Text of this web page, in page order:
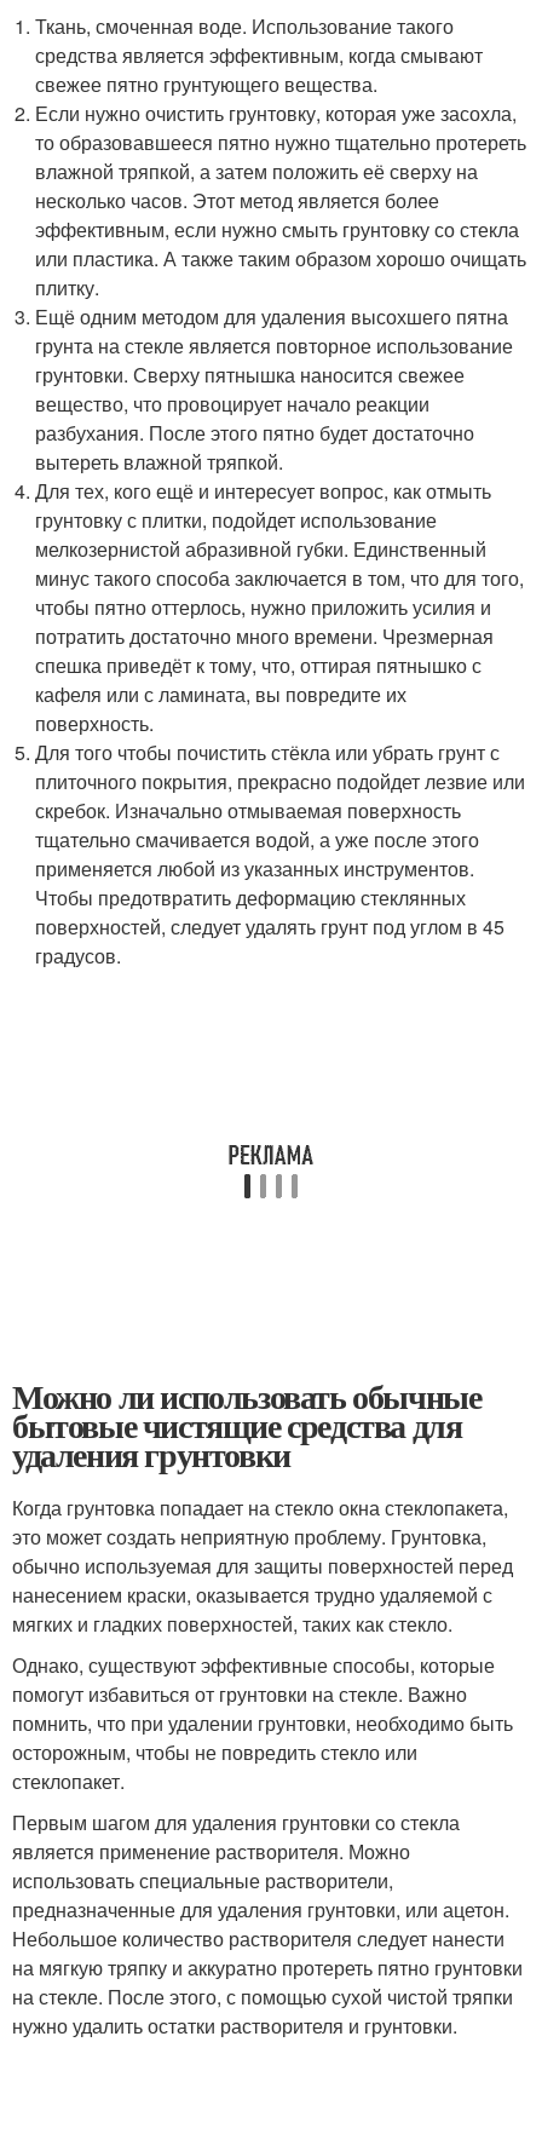
Ткань, смоченная воде. Использование такого
средства является эффективным, когда смывают
свежее пятно грунтующего вещества.
Если нужно очистить грунтовку, которая уже засохла,
то образовавшееся пятно нужно тщательно протереть
влажной тряпкой, а затем положить её сверху на
несколько часов. Этот метод является более
эффективным, если нужно смыть грунтовку со стекла
или пластика. А также таким образом хорошо очищать
плитку.
Ещё одним методом для удаления высохшего пятна
грунта на стекле является повторное использование
грунтовки. Сверху пятнышка наносится свежее
вещество, что провоцирует начало реакции
разбухания. После этого пятно будет достаточно
вытереть влажной тряпкой.
Для тех, кого ещё и интересует вопрос, как отмыть
грунтовку с плитки, подойдет использование
мелкозернистой абразивной губки. Единственный
минус такого способа заключается в том, что для того,
чтобы пятно оттерлось, нужно приложить усилия и
потратить достаточно много времени. Чрезмерная
спешка приведёт к тому, что, оттирая пятнышко с
кафеля или с ламината, вы повредите их
поверхность.
Для того чтобы почистить стёкла или убрать грунт с
плиточного покрытия, прекрасно подойдет лезвие или
скребок. Изначально отмываемая поверхность
тщательно смачивается водой, а уже после этого
применяется любой из указанных инструментов.
Чтобы предотвратить деформацию стеклянных
поверхностей, следует удалять грунт под углом в 45
градусов.
Можно ли использовать обычные
бытовые чистящие средства для
удаления грунтовки
Когда грунтовка попадает на стекло окна стеклопакета,
это может создать неприятную проблему. Грунтовка,
обычно используемая для защиты поверхностей перед
нанесением краски, оказывается трудно удаляемой с
мягких и гладких поверхностей, таких как стекло.
Однако, существуют эффективные способы, которые
помогут избавиться от грунтовки на стекле. Важно
помнить, что при удалении грунтовки, необходимо быть
осторожным, чтобы не повредить стекло или
стеклопакет.
Первым шагом для удаления грунтовки со стекла
является применение растворителя. Можно
использовать специальные растворители,
предназначенные для удаления грунтовки, или ацетон.
Небольшое количество растворителя следует нанести
на мягкую тряпку и аккуратно протереть пятно грунтовки
на стекле. После этого, с помощью сухой чистой тряпки
нужно удалить остатки растворителя и грунтовки.